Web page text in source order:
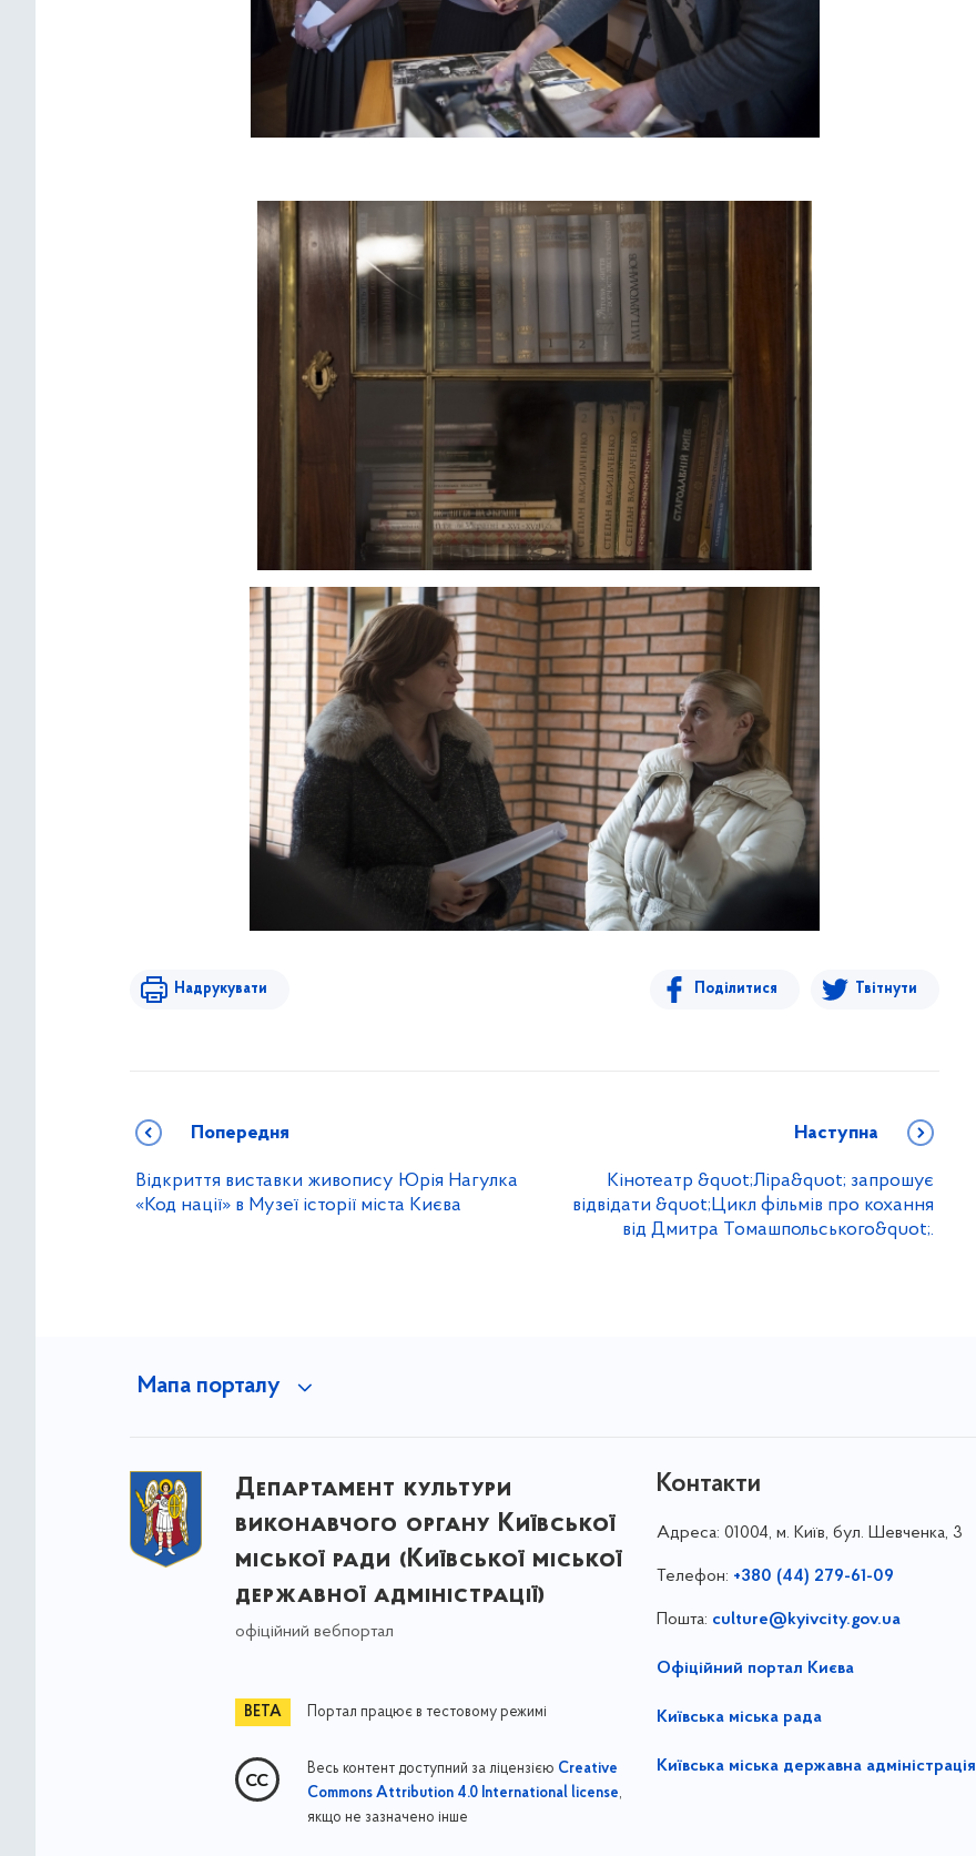
Надрукувати Поділитися Твітнути
Попередня
Відкриття виставки живопису Юрія Нагулка
«Код нації» в Музеї історії міста Києва
Наступна
Кінотеатр &quot;Ліра&quot; запрошує
відвідати &quot;Цикл фільмів про кохання
від Дмитра Томашпольського&quot;.
Мапа порталу
Департамент культури
виконавчого органу Київської
міської ради (Київської міської
державної адміністрації)
офіційний вебпортал
Портал працює в тестовому режимі
Весь контент доступний за ліцензією Creative
Commons Attribution 4.0 International license,
якщо не зазначено інше
Контакти
Адреса: 01004, м. Київ, бул. Шевченка, 3
Телефон: +380 (44) 279-61-09
Пошта: culture@kyivcity.gov.ua
Офіційний портал Києва
Київська міська рада
Київська міська державна адміністрація